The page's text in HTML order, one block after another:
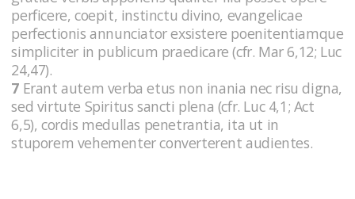
perficere, coepit, instinctu divino, evangelicae
perfectionis annunciator exsistere poenitentiamque
simpliciter in publicum praedicare (cfr. Mar 6,12; Luc
24,47).
7 Erant autem verba etus non inania nec risu digna,
sed virtute Spiritus sancti plena (cfr. Luc 4,1; Act
6,5), cordis medullas penetrantia, ita ut in
stuporem vehementer converterent audientes.